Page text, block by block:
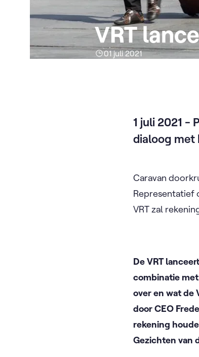
VRT
01 juli 2021
1 juli 2021 -
dialoog met
Caravan
Representatief
VRT zal
De VRT
combinatie
over en wat de
door CEO
rekening
Gezichten van